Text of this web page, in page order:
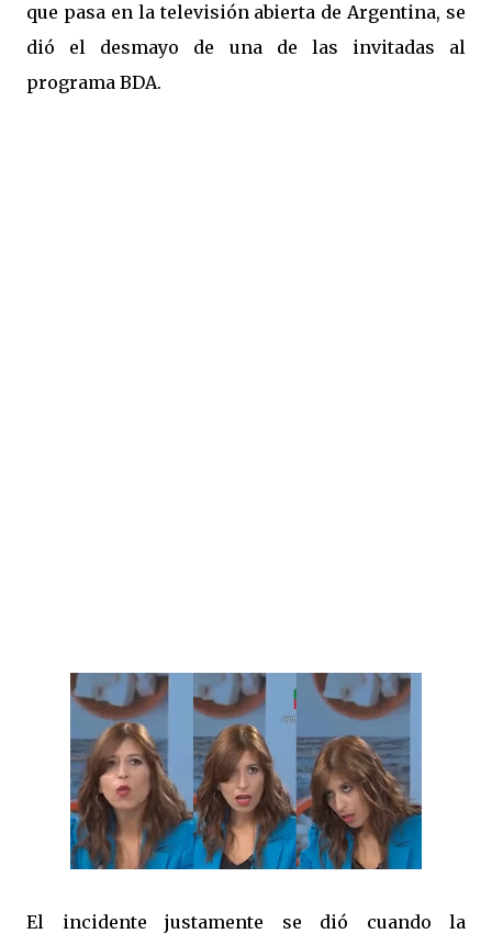
que pasa en la televisión abierta de Argentina, se
dió el desmayo de una de las invitadas al
programa BDA.
El incidente justamente se dió cuando la